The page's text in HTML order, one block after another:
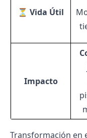
⏳ Vida Útil
Impacto
Transformación en